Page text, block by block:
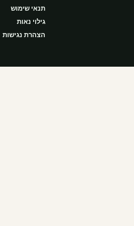
תנאי שימוש
גילוי נאות
הצהרת נגישות